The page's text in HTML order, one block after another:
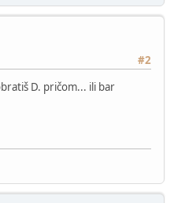
#2
D. pričom... ili bar